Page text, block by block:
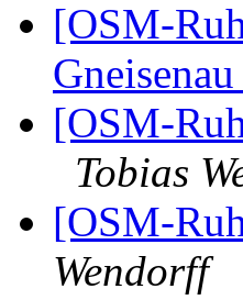
[OSM-
[OSM-
Tobias
[OSM-
Wendorff